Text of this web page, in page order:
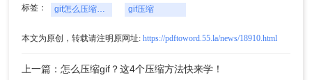
是否达到了预期的效果。
注意：在压缩前，请确保已备份原始GIF文件，以防
和参数，避免过度压缩导致动画效果失真或图像质
标签： gif怎么压缩大小 gif压缩
本文为原创，转载请注明原网址: https://pdftoword.55.la/news/18910.html
上一篇：怎么压缩gif？这4个压缩方法快来学！